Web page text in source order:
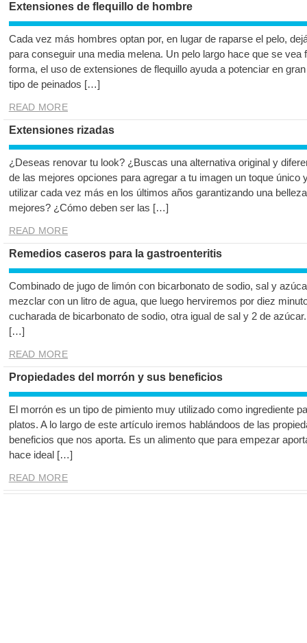
Extensiones de flequillo de hombre
Cada vez más hombres optan por, en lugar de raparse el pelo,
para conseguir una media melena. Un pelo largo hace que se
forma, el uso de extensiones de flequillo ayuda a potenciar en
tipo de peinados […]
READ MORE
Extensiones rizadas
¿Deseas renovar tu look? ¿Buscas una alternativa original y
de las mejores opciones para agregar a tu imagen un toque único
utilizar cada vez más en los últimos años garantizando una
mejores? ¿Cómo deben ser las […]
READ MORE
Remedios caseros para la gastroenteritis
Combinado de jugo de limón con bicarbonato de sodio, sal y
mezclar con un litro de agua, que luego herviremos por diez
cucharada de bicarbonato de sodio, otra igual de sal y 2 de
[…]
READ MORE
Propiedades del morrón y sus beneficios
El morrón es un tipo de pimiento muy utilizado como ingrediente
platos. A lo largo de este artículo iremos hablándoos de las
beneficios que nos aporta. Es un alimento que para empezar
hace ideal […]
READ MORE